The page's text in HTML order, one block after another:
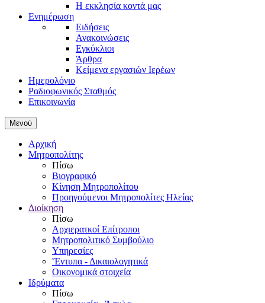
Η εκκλησία κοντά μας
Ενημέρωση
Ειδήσεις
Ανακοινώσεις
Εγκύκλιοι
Άρθρα
Κείμενα εργασιών Ιερέων
Ημερολόγιο
Ραδιοφωνικός Σταθμός
Επικοινωνία
Μενού
Αρχική
Μητροπολίτης
Πίσω
Βιογραφικό
Κίνηση Μητροπολίτου
Προηγούμενοι Μητροπολίτες Ηλείας
Διοίκηση
Πίσω
Αρχιερατκοί Επίτροποι
Μητροπολιτικό Συμβούλιο
Υπηρεσίες
'Έντυπα - Δικαιολογητικά
Οικονομικά στοιχεία
Ιδρύματα
Πίσω